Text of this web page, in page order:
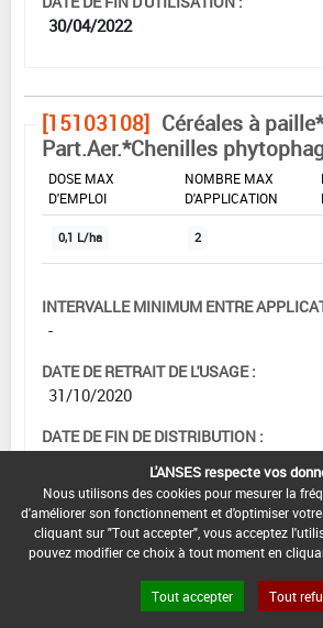
30/04/2022
[15103108] Céréales à
Part.Aer.*Chenilles
DOSE MAX
D'EMPLOI
NOMBRE MAX
D'APPLICATION
0,1 L/ha 2
INTERVALLE MINIMUM ENTRE
-
DATE DE RETRAIT DE L'USAGE :
31/10/2020
DATE DE FIN DE DISTRIBUTION :
DATE DE FIN D'UTILISATION :
30/04/2022
L'ANSES respecte vos
Nous utilisons des cookies pour mesurer la
d'améliorer son fonctionnement et d'optimiser
cliquant sur "Tout accepter", vous acceptez
pouvez modifier ce choix à tout moment en
Tout accepter Tout